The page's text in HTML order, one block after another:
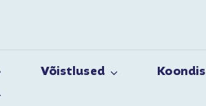
Võistlused Koondis